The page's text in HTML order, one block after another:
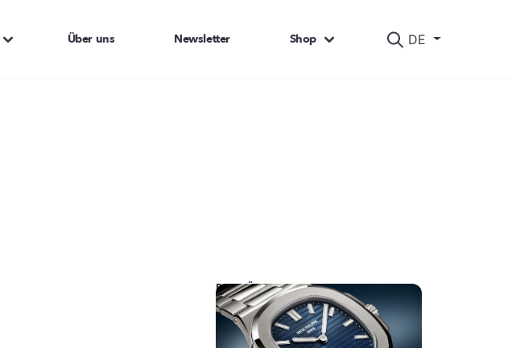
DE
Über uns Newsletter Shop
DAS KÖNNTE SIE AUCH INTERESSIEREN: